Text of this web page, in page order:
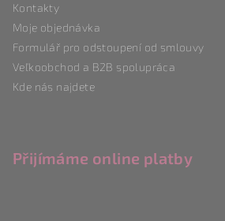
Kontakty
Moje objednávka
Formulář pro odstoupení od smlouvy
Veľkoobchod a B2B spolupráca
Kde nás najdete
Přijímáme online platby